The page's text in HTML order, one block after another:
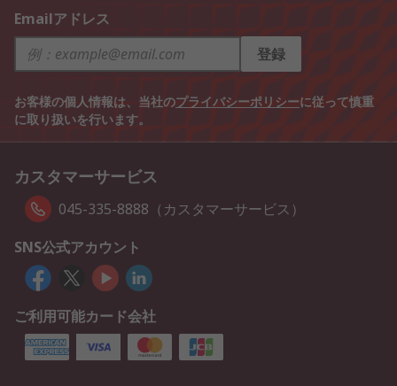
Emailアドレス
登録
お客様の個人情報は、当社のプライバシーポリシーに従って慎重
に取り扱いを行います。
カスタマーサービス
045-335-8888（カスタマーサービス）
SNS公式アカウント
ご利用可能カード会社